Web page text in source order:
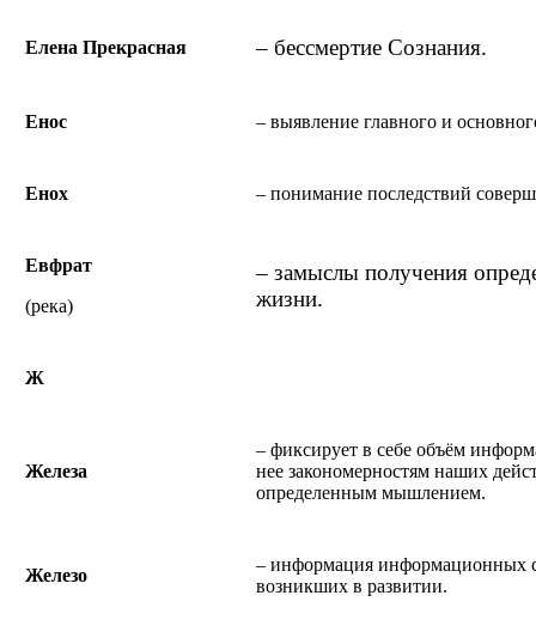
Елена Прекрасная – бессмертие Сознания.
Енос – выявление главного и
Енох – понимание последствий
Евфрат
(река)
– замыслы получения
жизни.
Ж
Железа
– фиксирует в себе объём
нее закономерностям наших
определенным мышлением.
Железо
– информация информационных
возникших в развитии.